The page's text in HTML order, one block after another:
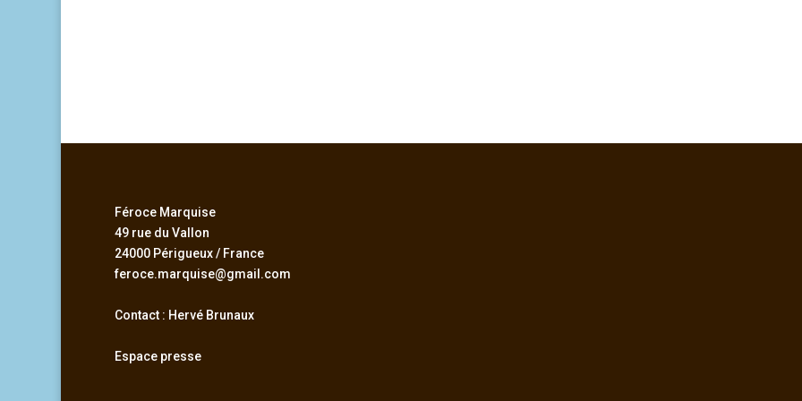
Féroce Marquise
49 rue du Vallon
24000 Périgueux / France
feroce.marquise@gmail.com
Contact : Hervé Brunaux
Espace presse